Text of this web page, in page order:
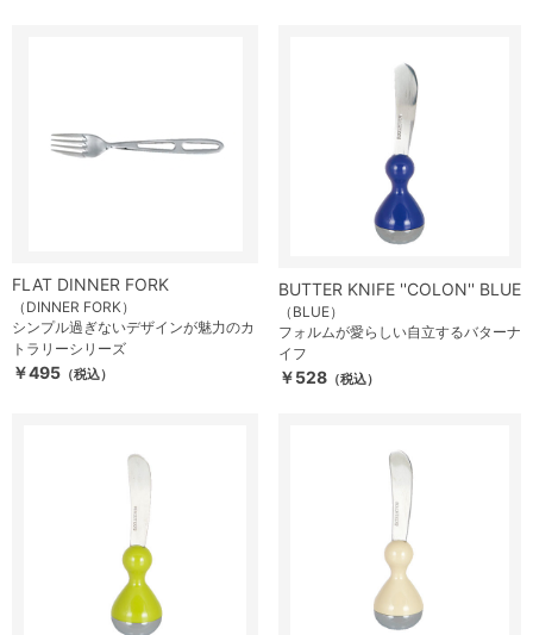
FLAT DINNER FORK
（DINNER FORK）
シンプル過ぎないデザインが魅力のカ
トラリーシリーズ
￥495 （税込）
BUTTER KNIFE ''COLON'' BLUE
（BLUE）
フォルムが愛らしい自立するバターナ
イフ
￥528 （税込）